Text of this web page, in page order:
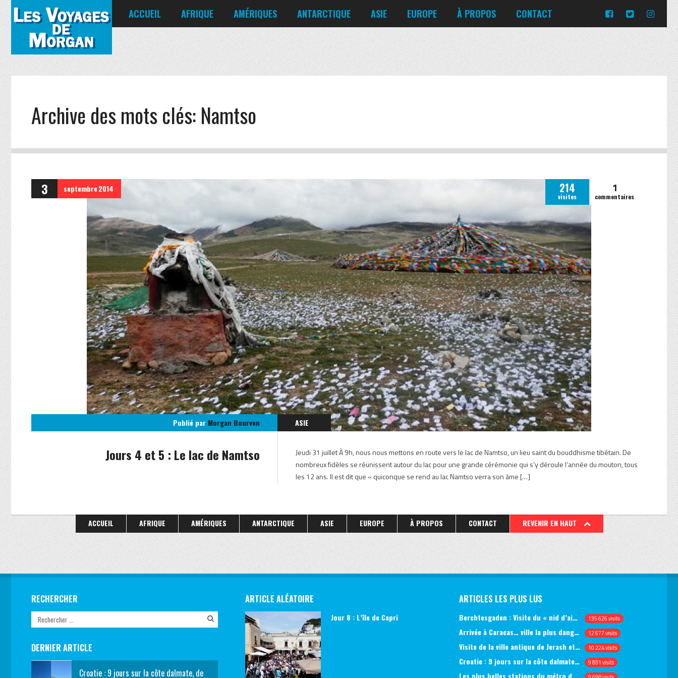
ACCUEIL AFRIQUE
Égypte
Kenya
AMÉRIQUES
Canada
Chili
États-Unis
Mexique
Nicaragua
ANTARCTIQUE ASIE
Bahreïn
Bangladesh
Corée du Sud
Emirats Arabes Unis
Japon
EUROPE
Allemagne
Biélorussie
Islande
Italie
Lituanie
Portugal
Ukraine
République tchèque
À PROPOS CONTACT
Turquie
Irlande
Moldavie
Norvège
Pologne
Russie
Slovaquie
Slovénie
Archive des mots clés: Namtso
3 septembre2014 214
visites
1
commentaires
Publié par Morgan Bourven
ASIE
TIBET
Jours 4 et 5 : Le lac de Namtso
Jeudi 31 juillet À 9h, nous nous mettons en route vers le lac de Namtso, un lieu saint du bouddhisme tibétain. De
nombreux fidèles se réunissent autour du lac pour une grande cérémonie qui s’y déroule l’année du mouton, tous
les 12 ans. Il est dit que « quiconque se rend au lac Namtso verra son âme […]
ACCUEIL AFRIQUE AMÉRIQUES ANTARCTIQUE ASIE EUROPE À PROPOS CONTACT REVENIR EN HAUT
RECHERCHER
DERNIER ARTICLE
Croatie : 9 jours sur la côte dalmate, de
ARTICLE ALÉATOIRE
Jour 8 : L’île de Capri
ARTICLES LES PLUS LUS
Berchtesgaden : Visite du « nid d’aigle » et des bunkers d’Hitler 135 626 visits
Arrivée à Caracas… ville la plus dangereuse du monde (jour 1) 12 677 visits
Visite de la ville antique de Jerash et du château d’Ajlun (jour 1) 10 224 visits
Croatie : 9 jours sur la côte dalmate, de Split à Dubrovnik, en passant par Hvar et Mjlet 9 831 visits
Les plus belles stations du métro de Saint-Pétersbourg